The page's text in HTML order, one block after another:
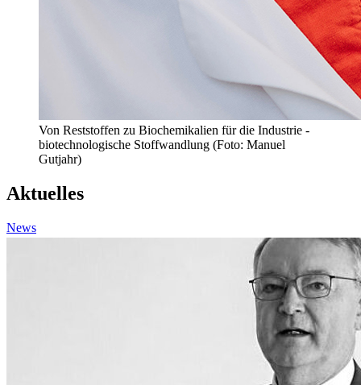
Von Reststoffen zu Biochemikalien für die Industrie -
biotechnologische Stoffwandlung (Foto: Manuel
Gutjahr)
Aktuelles
News